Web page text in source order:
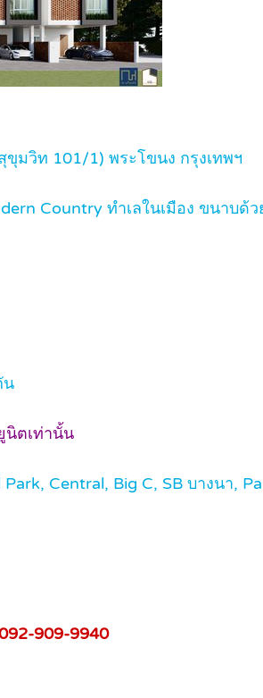
มวิท 101/1) พระโขนง กรุงเทพฯ
Country ทำเลในเมือง ขนา
น
นิตเท่านั้น
Central, Big C, SB บางนา,
909-9940